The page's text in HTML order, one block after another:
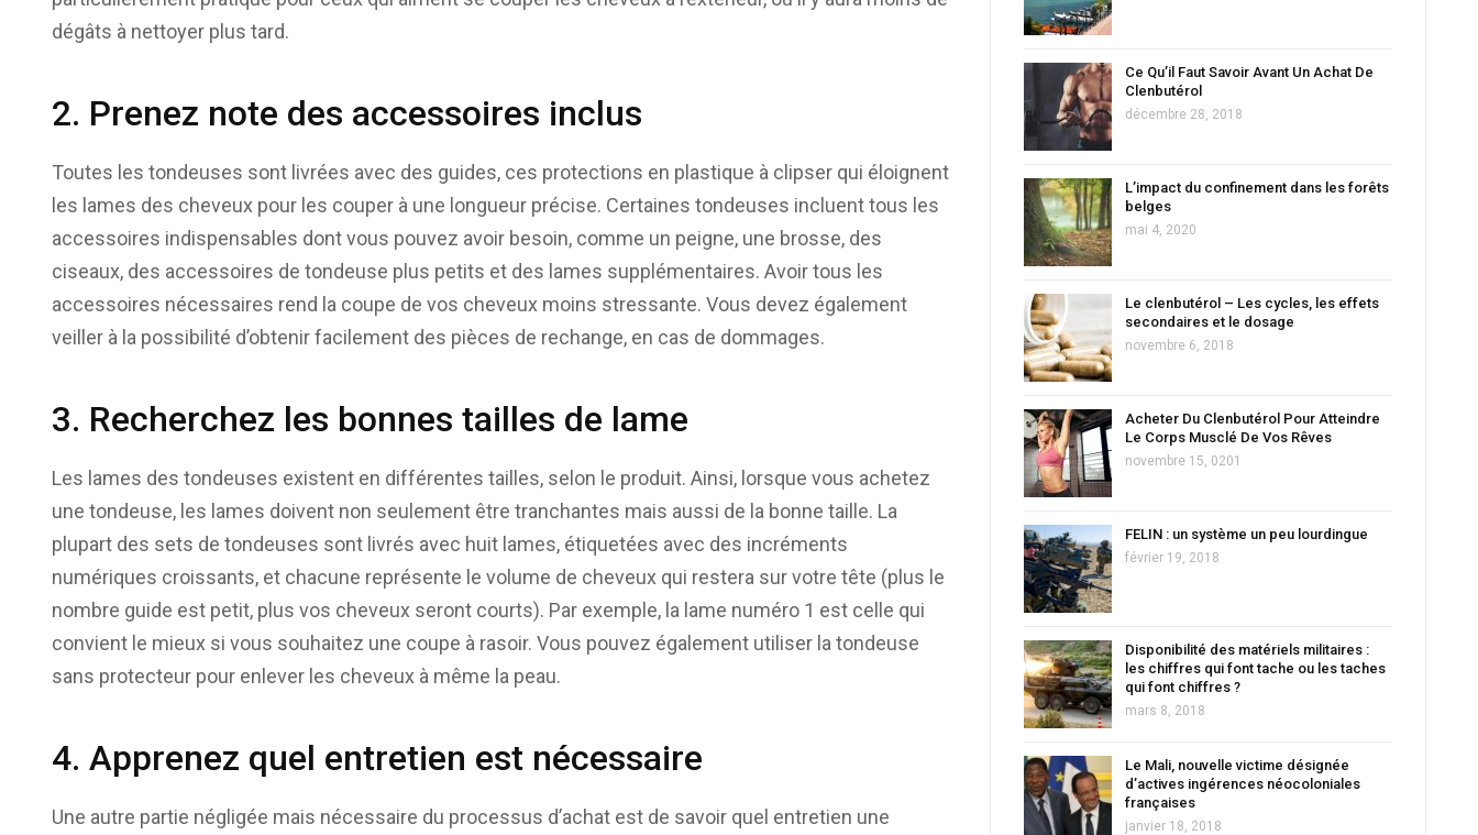
dégâts à nettoyer plus tard.
2. Prenez note des accessoires inclus
Toutes les tondeuses sont livrées avec des guides, ces protections en plastique à clipser qui éloignent
les lames des cheveux pour les couper à une longueur précise. Certaines tondeuses incluent tous les
accessoires indispensables dont vous pouvez avoir besoin, comme un peigne, une brosse, des
ciseaux, des accessoires de tondeuse plus petits et des lames supplémentaires. Avoir tous les
accessoires nécessaires rend la coupe de vos cheveux moins stressante. Vous devez également
veiller à la possibilité d’obtenir facilement des pièces de rechange, en cas de dommages.
3. Recherchez les bonnes tailles de lame
Les lames des tondeuses existent en différentes tailles, selon le produit. Ainsi, lorsque vous achetez
une tondeuse, les lames doivent non seulement être tranchantes mais aussi de la bonne taille. La
plupart des sets de tondeuses sont livrés avec huit lames, étiquetées avec des incréments
numériques croissants, et chacune représente le volume de cheveux qui restera sur votre tête (plus le
nombre guide est petit, plus vos cheveux seront courts). Par exemple, la lame numéro 1 est celle qui
convient le mieux si vous souhaitez une coupe à rasoir. Vous pouvez également utiliser la tondeuse
sans protecteur pour enlever les cheveux à même la peau.
4. Apprenez quel entretien est nécessaire
Une autre partie négligée mais nécessaire du processus d’achat est de savoir quel entretien une
Ce Qu’il Faut Savoir Avant Un Achat De
Clenbutérol
décembre 28, 2018
L’impact du confinement dans les forêts
belges
mai 4, 2020
Le clenbutérol – Les cycles, les effets
secondaires et le dosage
novembre 6, 2018
Acheter Du Clenbutérol Pour Atteindre
Le Corps Musclé De Vos Rêves
novembre 15, 0201
FELIN : un système un peu lourdingue
février 19, 2018
Disponibilité des matériels militaires :
les chiffres qui font tache ou les taches
qui font chiffres ?
mars 8, 2018
Le Mali, nouvelle victime désignée
d’actives ingérences néocoloniales
françaises
janvier 18, 2018